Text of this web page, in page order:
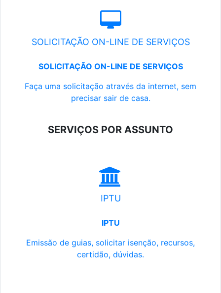
SOLICITAÇÃO ON-LINE DE SERVIÇOS
SOLICITAÇÃO ON-LINE DE SERVIÇOS
Faça uma solicitação através da internet, sem
precisar sair de casa.
SERVIÇOS POR ASSUNTO
IPTU
IPTU
Emissão de guias, solicitar isenção, recursos,
certidão, dúvidas.